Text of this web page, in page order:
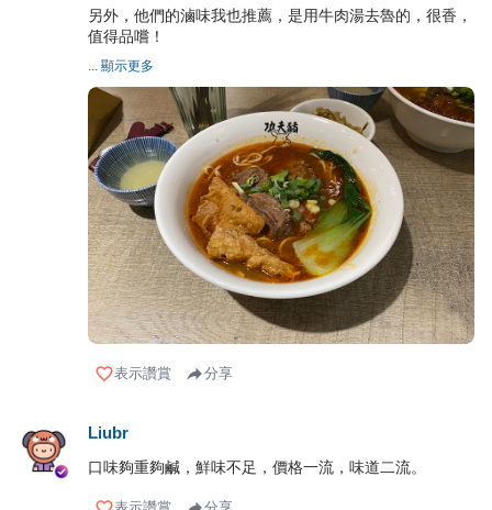
另外，他們的滷味我也推薦，是用牛肉湯去魯的，很香，
值得品嚐！
... 顯示更多
表示讚賞 分享
Liubr
口味夠重夠鹹，鮮味不足，價格一流，味道二流。